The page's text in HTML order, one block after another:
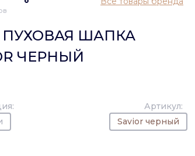
ПУХОВАЯ ШАПКА
ЧЕРНЫЙ
Артикул:
Savior черный